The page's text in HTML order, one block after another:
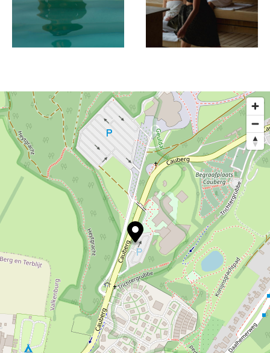
Restez informé des dernières nouveautés sur les
innovations via le site internet.